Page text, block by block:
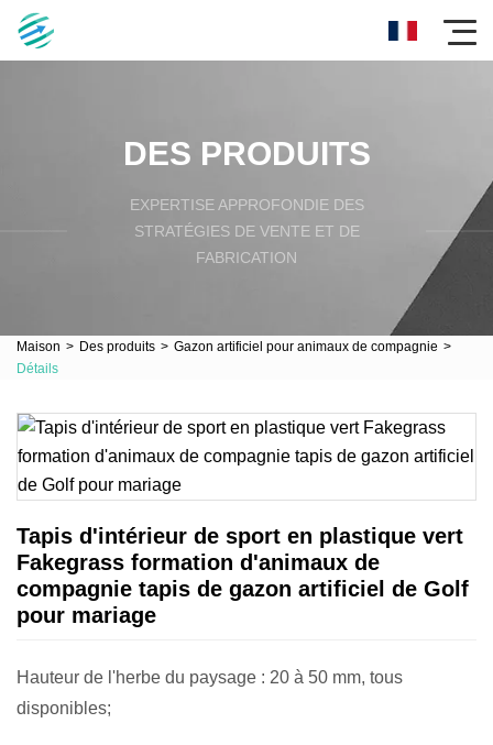
DES PRODUITS
EXPERTISE APPROFONDIE DES
STRATÉGIES DE VENTE ET DE
FABRICATION
Maison > Des produits > Gazon artificiel pour animaux de compagnie >
Détails
Tapis d'intérieur de sport en plastique vert
Fakegrass formation d'animaux de
compagnie tapis de gazon artificiel de Golf
pour mariage
Hauteur de l'herbe du paysage : 20 à 50 mm, tous
disponibles;